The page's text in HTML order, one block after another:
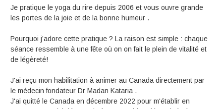
Je pratique le yoga du rire depuis 2006 et vous ouvre grande
les portes de la joie et de la bonne humeur .
Pourquoi j’adore cette pratique ? La raison est simple : chaque
séance ressemble à une fête où on on fait le plein de vitalité et
de légèreté!
J'ai reçu mon habilitation à animer au Canada directement par
le médecin fondateur Dr Madan Kataria .
J'ai quitté le Canada en décembre 2022 pour m'établir en